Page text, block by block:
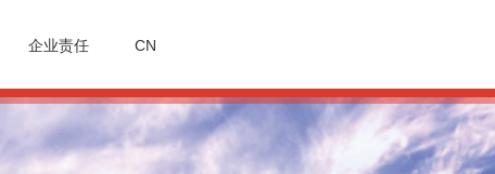
企业责任 CN